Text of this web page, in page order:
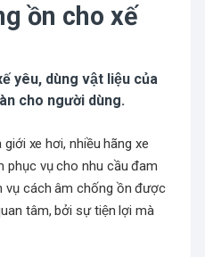
ồn cho xế
yêu, dùng vật liệu của
cho người dùng.
xe hơi, nhiều hãng xe
vụ cho nhu cầu đam
vụ cách âm chống ồn được
tâm, bởi sự tiện lợi mà